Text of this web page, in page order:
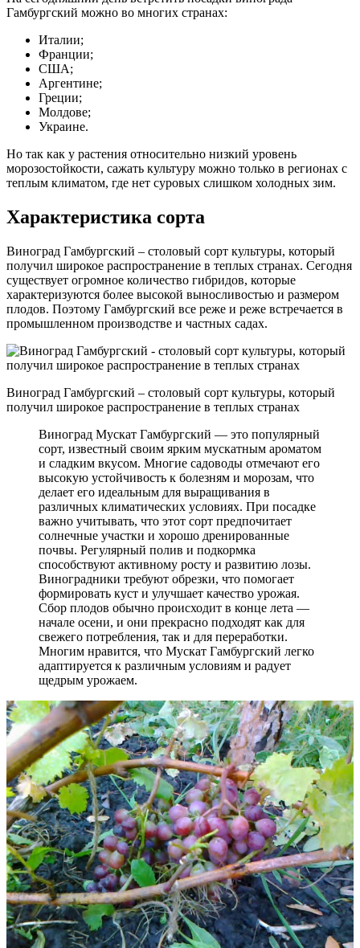
Гамбургский можно во многих странах:
Италии;
Франции;
США;
Аргентине;
Греции;
Молдове;
Украине.
Но так как у растения относительно низкий уровень
морозостойкости, сажать культуру можно только в регионах с
теплым климатом, где нет суровых слишком холодных зим.
Характеристика сорта
Виноград Гамбургский – столовый сорт культуры, который
получил широкое распространение в теплых странах. Сегодня
существует огромное количество гибридов, которые
характеризуются более высокой выносливостью и размером
плодов. Поэтому Гамбургский все реже и реже встречается в
промышленном производстве и частных садах.
Виноград Гамбургский – столовый сорт культуры, который
получил широкое распространение в теплых странах
Виноград Мускат Гамбургский — это популярный
сорт, известный своим ярким мускатным ароматом
и сладким вкусом. Многие садоводы отмечают его
высокую устойчивость к болезням и морозам, что
делает его идеальным для выращивания в
различных климатических условиях. При посадке
важно учитывать, что этот сорт предпочитает
солнечные участки и хорошо дренированные
почвы. Регулярный полив и подкормка
способствуют активному росту и развитию лозы.
Виноградники требуют обрезки, что помогает
формировать куст и улучшает качество урожая.
Сбор плодов обычно происходит в конце лета —
начале осени, и они прекрасно подходят как для
свежего потребления, так и для переработки.
Многим нравится, что Мускат Гамбургский легко
адаптируется к различным условиям и радует
щедрым урожаем.